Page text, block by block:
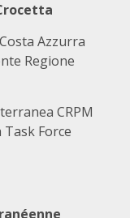
Costa Azzurra
CRPM